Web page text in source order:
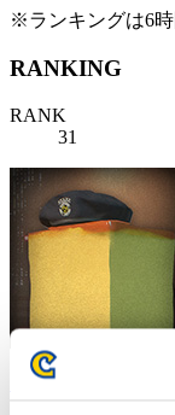
※ランキングは6
RANKING
RANK
31
130